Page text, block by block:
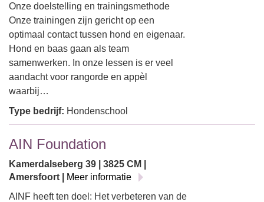
Onze doelstelling en trainingsmethode
Onze trainingen zijn gericht op een
optimaal contact tussen hond en eigenaar.
Hond en baas gaan als team
samenwerken. In onze lessen is er veel
aandacht voor rangorde en appèl
waarbij…
Type bedrijf: Hondenschool
AIN Foundation
Kamerdalseberg 39 | 3825 CM |
Amersfoort |
Meer informatie
AINF heeft ten doel: Het verbeteren van de